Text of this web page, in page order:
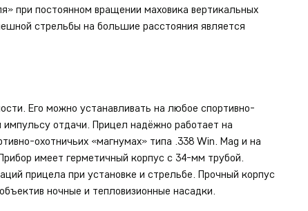
при постоянном вращении маховика вертикальных
стрельбы на большие расстояния является
Его можно устанавливать на любое спортивно-
импульсу отдачи. Прицел надёжно работает на
охотничьих «магнумах» типа .338 Win. Mag и на
имеет герметичный корпус с 34-мм трубой.
прицела при установке и стрельбе. Прочный корпус
ночные и тепловизионные насадки.